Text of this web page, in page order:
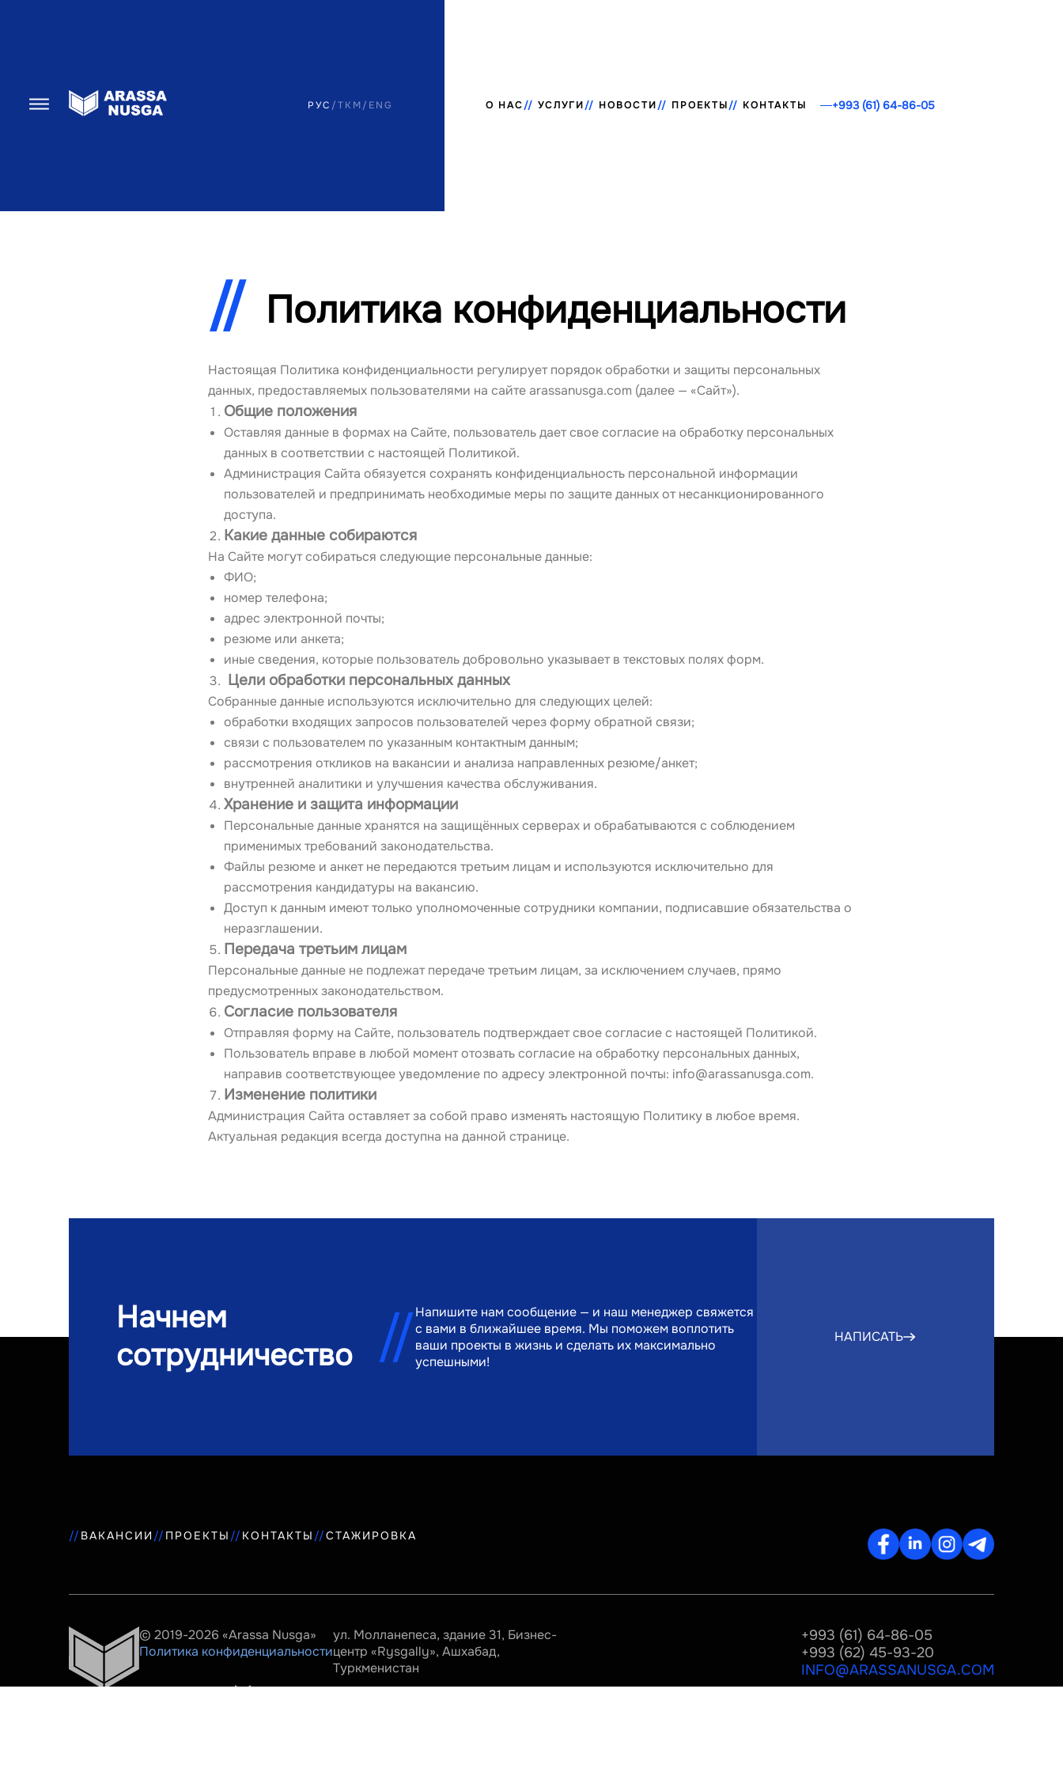
РУС /TKM/ ENG О НАС УСЛУГИ НОВОСТИ ПРОЕКТЫ КОНТАКТЫ +993 (61) 64-86-05
Политика конфиденциальности
Настоящая Политика конфиденциальности регулирует порядок обработки и защиты персональных
данных, предоставляемых пользователями на сайте arassanusga.com (далее — «Сайт»).
Общие положения
Оставляя данные в формах на Сайте, пользователь дает свое согласие на обработку персональных
данных в соответствии с настоящей Политикой.
Администрация Сайта обязуется сохранять конфиденциальность персональной информации
пользователей и предпринимать необходимые меры по защите данных от несанкционированного
доступа.
Какие данные собираются
На Сайте могут собираться следующие персональные данные:
ФИО;
номер телефона;
адрес электронной почты;
резюме или анкета;
иные сведения, которые пользователь добровольно указывает в текстовых полях форм.
Цели обработки персональных данных
Собранные данные используются исключительно для следующих целей:
обработки входящих запросов пользователей через форму обратной связи;
связи с пользователем по указанным контактным данным;
рассмотрения откликов на вакансии и анализа направленных резюме/анкет;
внутренней аналитики и улучшения качества обслуживания.
Хранение и защита информации
Персональные данные хранятся на защищённых серверах и обрабатываются с соблюдением
применимых требований законодательства.
Файлы резюме и анкет не передаются третьим лицам и используются исключительно для
рассмотрения кандидатуры на вакансию.
Доступ к данным имеют только уполномоченные сотрудники компании, подписавшие обязательства о
неразглашении.
Передача третьим лицам
Персональные данные не подлежат передаче третьим лицам, за исключением случаев, прямо
предусмотренных законодательством.
Согласие пользователя
Отправляя форму на Сайте, пользователь подтверждает свое согласие с настоящей Политикой.
Пользователь вправе в любой момент отозвать согласие на обработку персональных данных,
направив соответствующее уведомление по адресу электронной почты: info@arassanusga.com.
Изменение политики
Администрация Сайта оставляет за собой право изменять настоящую Политику в любое время.
Актуальная редакция всегда доступна на данной странице.
Начнем
сотрудничество
Напишите нам сообщение — и наш менеджер свяжется
с вами в ближайшее время. Мы поможем воплотить
ваши проекты в жизнь и сделать их максимально
успешными!
НАПИСАТЬ
ВАКАНСИИ ПРОЕКТЫ КОНТАКТЫ СТАЖИРОВКА
© 2019-2026 «Arassa Nusga»
Политика конфиденциальности
ул. Молланепеса, здание 31, Бизнес-
центр «Rysgally», Ашхабад,
Туркменистан
+993 (61) 64-86-05
+993 (62) 45-93-20
INFO@ARASSANUSGA.COM